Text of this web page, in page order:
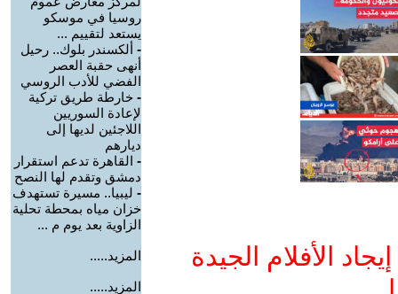
الأفلام الجيدة
روسيا في موسكو
يستعد لتقييم ...
- ألكسندر بلوك.. رحيل
أنهى حقبة العصر
الفضي للأدب الروسي
- خارطة طريق تركية
لإعادة السوريين
اللاجئين لديها إلى
ديارهم
- القاهرة تدعم استقرار
دمشق وتقدم لها النصح
- ليبيا.. مسيرة تستهدف
خزان مياه بمحطة تحلية
الزاوية بعد يوم م ...
المزيد.....
المزيد.....